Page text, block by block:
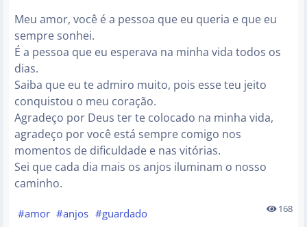
Meu amor, você é a pessoa que eu queria e que eu
sempre sonhei.
É a pessoa que eu esperava na minha vida todos os
dias.
Saiba que eu te admiro muito, pois esse teu jeito
conquistou o meu coração.
Agradeço por Deus ter te colocado na minha vida,
agradeço por você está sempre comigo nos
momentos de dificuldade e nas vitórias.
Sei que cada dia mais os anjos iluminam o nosso
caminho.
#amor #anjos #guardado 168